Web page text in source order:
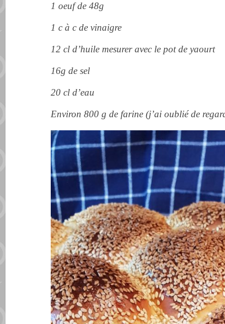
1 oeuf de 48g
1 c à c de vinaigre
12 cl d’huile mesurer avec le pot de yaourt
16g de sel
20 cl d’eau
Environ 800 g de farine (j’ai oublié de